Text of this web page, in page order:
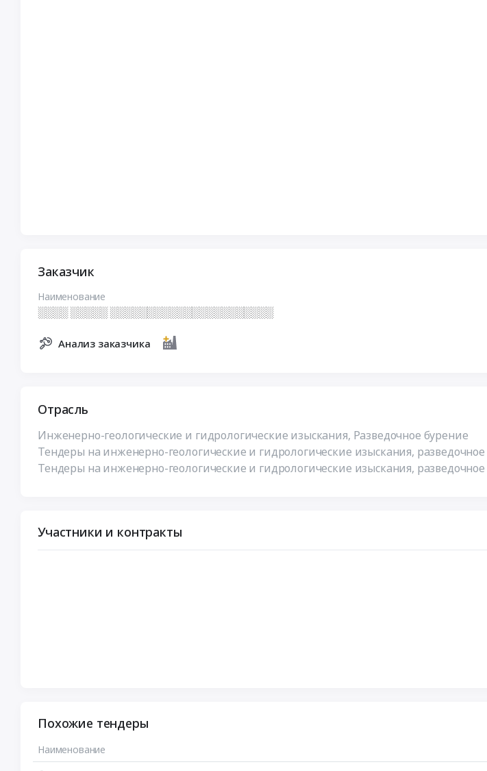
Заказчик
Наименование
░░░░ ░░░░░ ░░░░░░░░░░░░░░░░░░░░░░
Анализ заказчика
Отрасль
Инженерно-геологические и гидрологические изыскания, Разведочное бурение
Тендеры на инженерно-геологические и гидрологические изыскания,
Тендеры на инженерно-геологические и гидрологические изыскания,
Участники и контракты
Похожие тендеры
Наименование